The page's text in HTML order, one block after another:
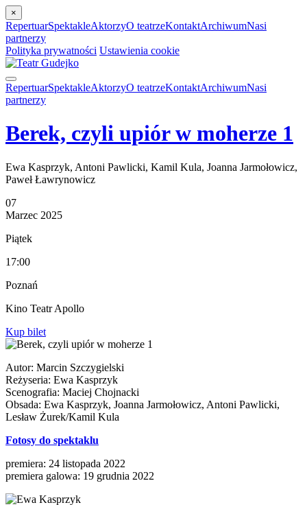
×
RepertuarSpektakleAktorzyO teatrzeKontaktArchiwumNasi
partnerzy
Polityka prywatności Ustawienia cookie
RepertuarSpektakleAktorzyO teatrzeKontaktArchiwumNasi
partnerzy
Berek, czyli upiór w moherze 1
Ewa Kasprzyk, Antoni Pawlicki, Kamil Kula, Joanna Jarmołowicz,
Paweł Ławrynowicz
07
Marzec 2025
Piątek
17:00
Poznań
Kino Teatr Apollo
Kup bilet
Autor: Marcin Szczygielski
Reżyseria: Ewa Kasprzyk
Scenografia: Maciej Chojnacki
Obsada: Ewa Kasprzyk, Joanna Jarmołowicz, Antoni Pawlicki,
Lesław Żurek/Kamil Kula
Fotosy do spektaklu
premiera: 24 listopada 2022
premiera galowa: 19 grudnia 2022